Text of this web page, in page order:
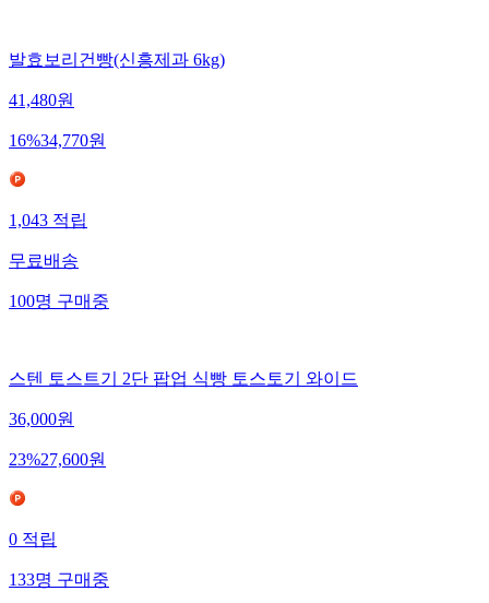
발효보리건빵(신흥제과 6kg)
41,480원
16%34,770원
1,043적립
무료배송
100명구매중
스텐 토스트기 2단 팝업 식빵 토스토기 와이드
36,000원
23%27,600원
0적립
133명구매중